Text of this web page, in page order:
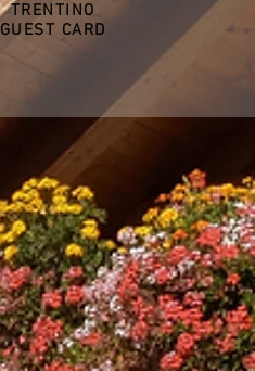
TRENTINO
GUEST CARD